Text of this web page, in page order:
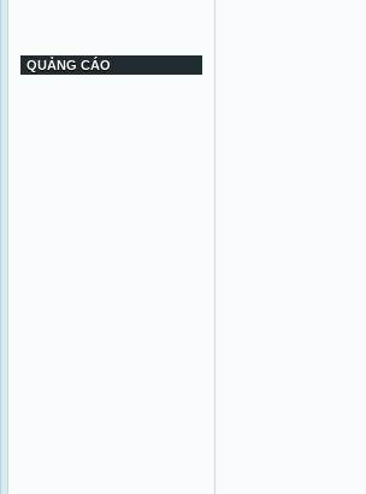
QUẢNG CÁO